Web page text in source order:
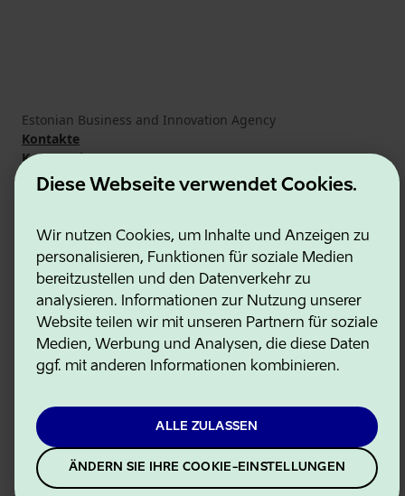
Diese Webseite verwendet Cookies.
Wir nutzen Cookies, um Inhalte und Anzeigen zu
personalisieren, Funktionen für soziale Medien
bereitzustellen und den Datenverkehr zu
analysieren. Informationen zur Nutzung unserer
Website teilen wir mit unseren Partnern für soziale
Medien, Werbung und Analysen, die diese Daten
ggf. mit anderen Informationen kombinieren.
ALLE ZULASSEN
ÄNDERN SIE IHRE COOKIE-EINSTELLUNGEN
Estonian Business and Innovation Agency
Kontakte
Kooperationspartner
Nutzungsbedingungen
Cookie- und Datenschutzrichtlinie